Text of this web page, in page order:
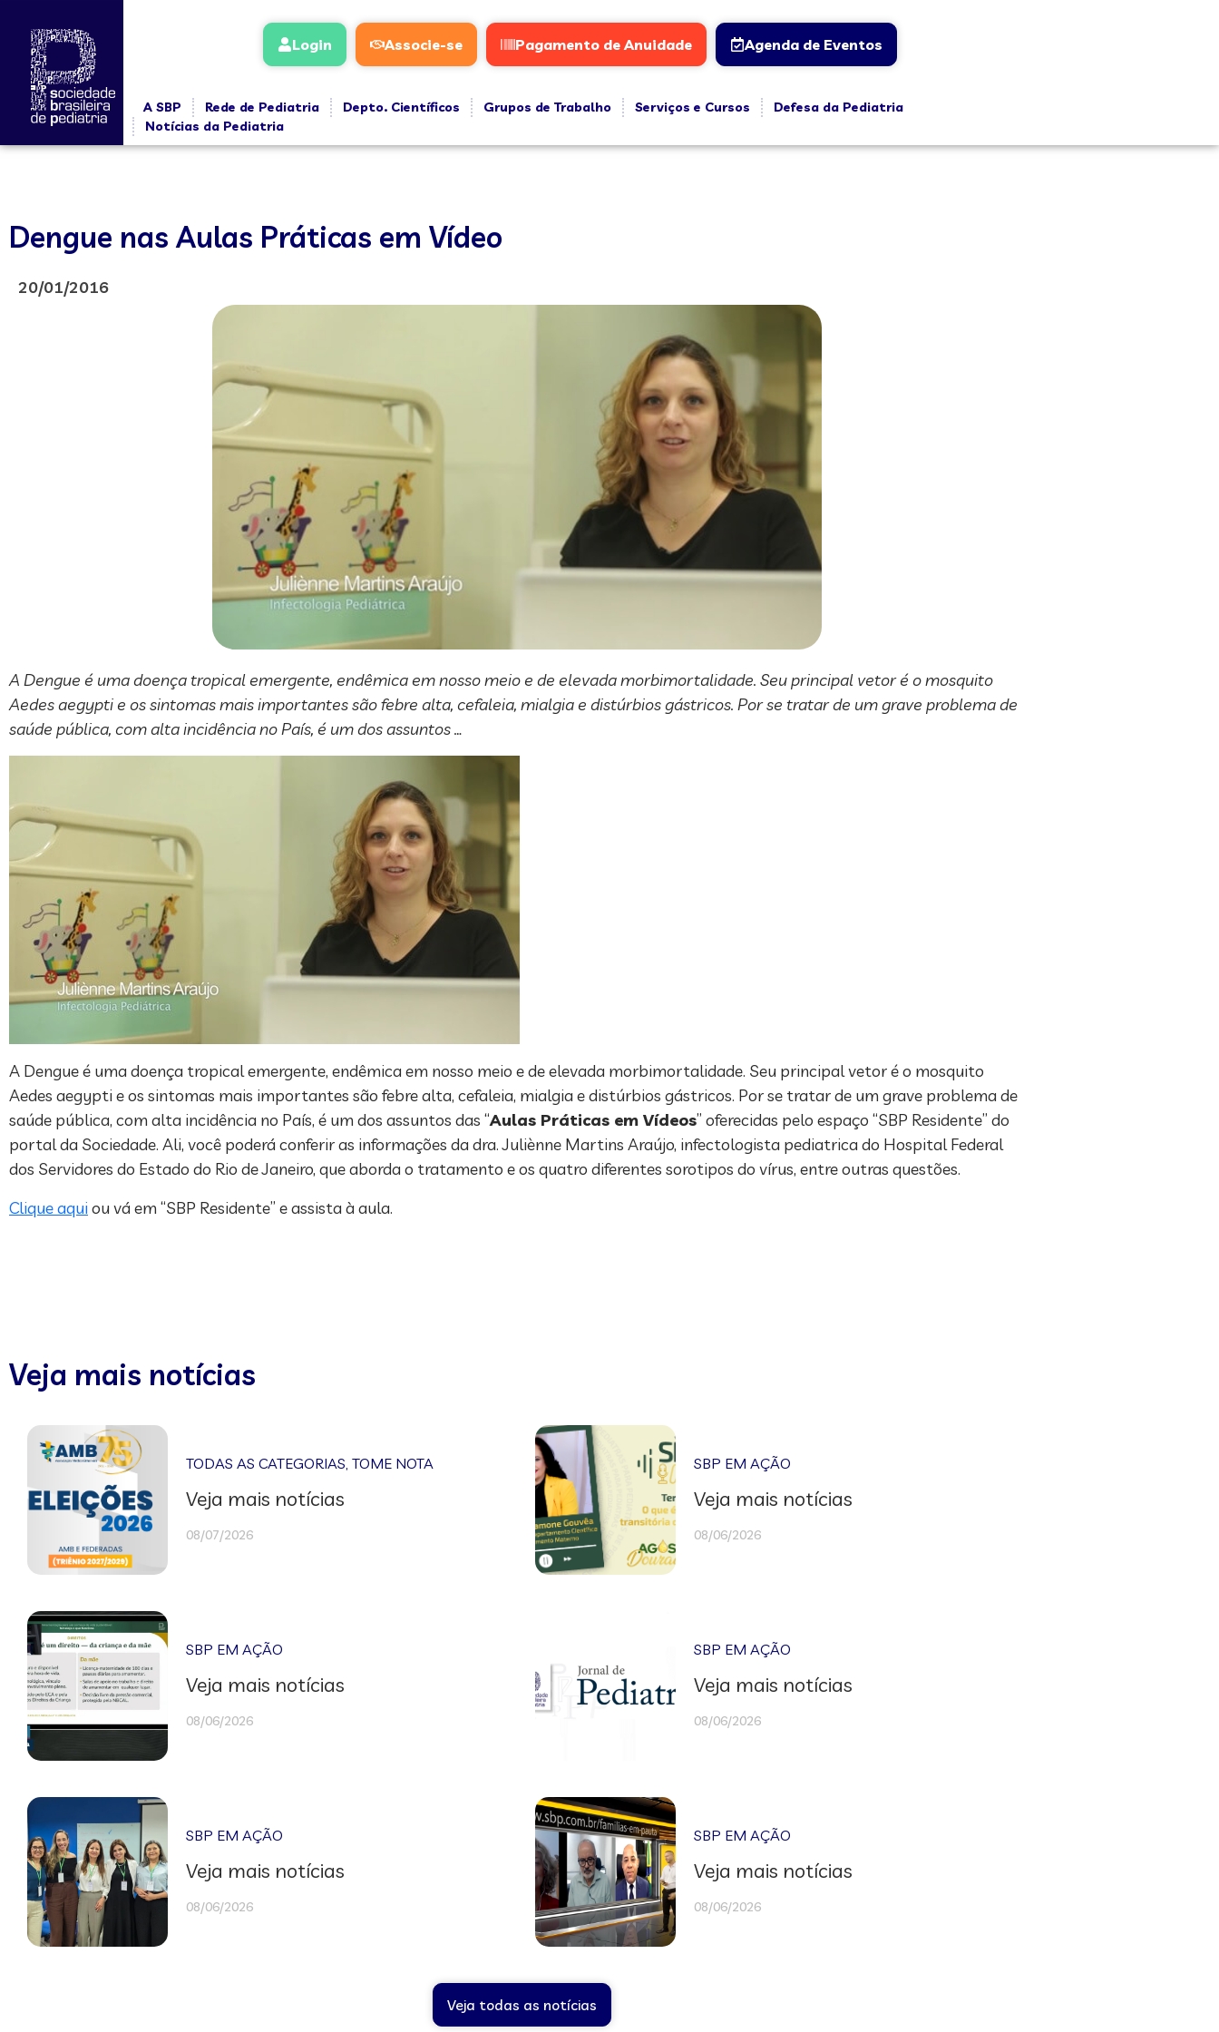
Login Associe-se Pagamento de Anuidade Agenda de Eventos
A SBP Rede de Pediatria Depto. Científicos Grupos de Trabalho Serviços e Cursos
Defesa da Pediatria
Notícias da Pediatria
Dengue nas Aulas Práticas em Vídeo
20/01/2016
A Dengue é uma doença tropical emergente, endêmica em nosso meio e de elevada morbimortalidade. Seu principal vetor é o mosquito
Aedes aegypti e os sintomas mais importantes são febre alta, cefaleia, mialgia e distúrbios gástricos. Por se tratar de um grave problema de
saúde pública, com alta incidência no País, é um dos assuntos …
A Dengue é uma doença tropical emergente, endêmica em nosso meio e de elevada morbimortalidade. Seu principal vetor é o mosquito
Aedes aegypti e os sintomas mais importantes são febre alta, cefaleia, mialgia e distúrbios gástricos. Por se tratar de um grave problema de
saúde pública, com alta incidência no País, é um dos assuntos das “Aulas Práticas em Vídeos” oferecidas pelo espaço “SBP Residente” do
portal da Sociedade. Ali, você poderá conferir as informações da dra. Juliènne Martins Araújo, infectologista pediatrica do Hospital Federal
dos Servidores do Estado do Rio de Janeiro, que aborda o tratamento e os quatro diferentes sorotipos do vírus, entre outras questões.
Clique aqui ou vá em “SBP Residente” e assista à aula.
Veja mais notícias
TODAS AS CATEGORIAS ,TOME NOTA
Veja mais notícias
08/07/2026
SBP EM AÇÃO
Veja mais notícias
08/06/2026
SBP EM AÇÃO
Veja mais notícias
08/06/2026
SBP EM AÇÃO
Veja mais notícias
08/06/2026
SBP EM AÇÃO
Veja mais notícias
08/06/2026
SBP EM AÇÃO
Veja mais notícias
08/06/2026
Veja todas as notícias